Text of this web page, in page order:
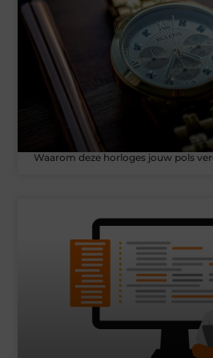
Waarom deze horloges jouw pols